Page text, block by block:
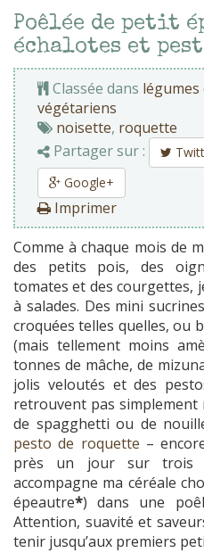
Poêlée de petit
échalotes et
Classée dans légumes
végétariens
noisette, roquette
Partager sur :
Google+
Imprimer
Comme à chaque mois de
des petits pois, des
tomates et des courgettes,
à salades. Des mini
croquées telles quelles, ou
(mais tellement moins
tonnes de mâche, de
jolis veloutés et des
retrouvent pas simplement
de spagghetti ou de
pesto de roquette –
près un jour sur trois
accompagne ma céréale
épeautre*) dans une
Attention, suavité et
tenir jusqu’aux premiers